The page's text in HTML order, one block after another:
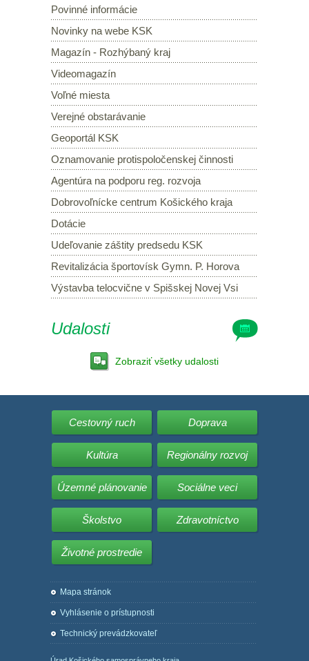
Povinné informácie
Novinky na webe KSK
Magazín - Rozhýbaný kraj
Videomagazín
Voľné miesta
Verejné obstarávanie
Geoportál KSK
Oznamovanie protispoločenskej činnosti
Agentúra na podporu reg. rozvoja
Dobrovoľnícke centrum Košického kraja
Dotácie
Udeľovanie záštity predsedu KSK
Revitalizácia športovísk Gymn. P. Horova
Výstavba telocvične v Spišskej Novej Vsi
Udalosti
Zobraziť všetky udalosti
Cestovný ruch Doprava
Kultúra Regionálny rozvoj
Územné plánovanie Sociálne veci
Školstvo Zdravotníctvo
Životné prostredie
Mapa stránok
Vyhlásenie o prístupnosti
Technický prevádzkovateľ